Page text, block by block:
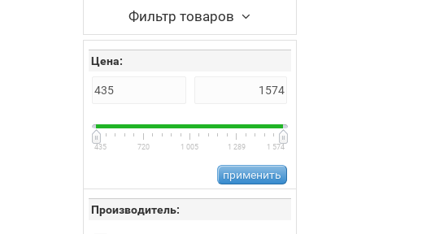
Фильтр товаров
Цена:
435 720 1 005 1 289 1 574
Производитель: